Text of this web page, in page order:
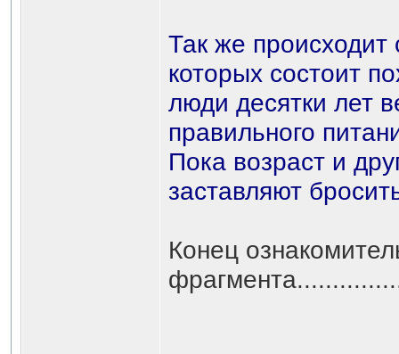
Так же
которых состоит
люди десятки лет
правильного
Пока возраст и
заставляют
Конец